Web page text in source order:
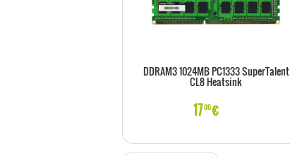
DDRAM3 1024MB PC1333 SuperTalent
CL8 Heatsink
1700€